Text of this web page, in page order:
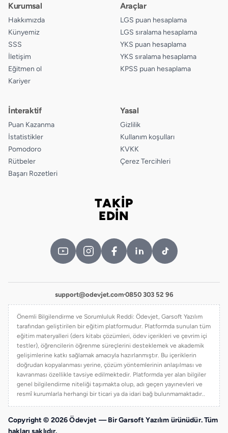
Kurumsal
Hakkımızda
Künyemiz
SSS
İletişim
Eğitmen ol
Kariyer
Araçlar
LGS puan hesaplama
LGS sıralama hesaplama
YKS puan hesaplama
YKS sıralama hesaplama
KPSS puan hesaplama
İnteraktif
Puan Kazanma
İstatistikler
Pomodoro
Rütbeler
Başarı Rozetleri
Yasal
Gizlilik
Kullanım koşulları
KVKK
Çerez Tercihleri
TAKİP
EDİN
support@odevjet.com·0850 303 52 96
Önemli Bilgilendirme ve Sorumluluk Reddi: Ödevjet, Garsoft Yazılım
tarafından geliştirilen bir eğitim platformudur. Platformda sunulan tüm
eğitim materyalleri (ders kitabı çözümleri, ödev içerikleri ve çevrim içi
testler), öğrencilerin öğrenme süreçlerini desteklemek ve akademik
gelişimlerine katkı sağlamak amacıyla hazırlanmıştır. Bu içeriklerin
doğrudan kopyalanması yerine, çözüm yöntemlerinin anlaşılması ve
kavranması özellikle tavsiye edilmektedir. Platformda yer alan bilgiler
genel bilgilendirme niteliği taşımakta olup, adı geçen yayınevleri ve
resmî kurumlarla herhangi bir ticari ya da idari bağ bulunmamaktadır..
Copyright © 2026 Ödevjet — Bir Garsoft Yazılım ürünüdür. Tüm
hakları saklıdır.